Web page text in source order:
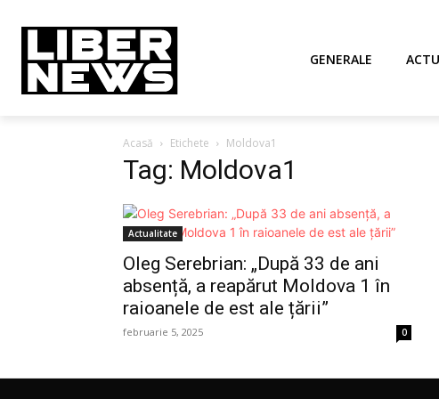
GENERALE
Acasă Etichete Moldova1
Tag: Moldova1
Actualitate
Oleg Serebrian: „După 33 de ani
absență, a reapărut Moldova 1 în
raioanele de est ale țării”
februarie 5, 2025 0